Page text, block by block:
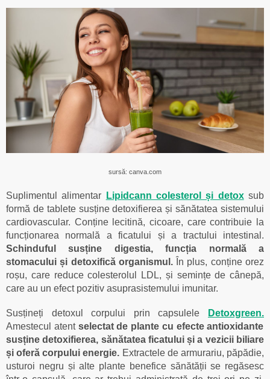
sursă: canva.com
Suplimentul alimentar Lipidcann colesterol și detoxsub
formă de tablete susține detoxifierea și sănătatea sistemului
cardiovascular. Conține lecitină, cicoare, care contribuie la
funcționarea normală a ficatului și a tractului intestinal.
Schinduful susține digestia, funcția normală a
stomacului și detoxifică organismul.În plus, conține orez
roșu, care reduce colesterolul LDL, și semințe de cânepă,
care au un efect pozitiv asuprasistemului imunitar.
Susțineți detoxul corpului prin capsulele
Detoxgreen.
Amestecul atent selectat de plante cu efecte antioxidante
susține detoxifierea, sănătatea ficatului și a vezicii biliare
și oferă corpului energie. Extractele de armurariu, păpădie,
usturoi negru și alte plante benefice sănătății se regăsesc